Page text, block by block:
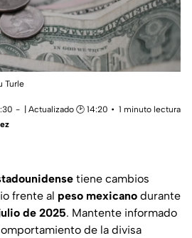
Turle
| Actualizado 🕑 14:20
1 minuto lectura
tiene cambios
frente al peso mexicano durante
de 2025. Mantente informado
de la divisa